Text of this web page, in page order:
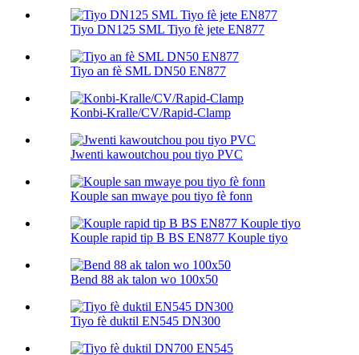
Tiyo DN125 SML Tiyo fè jete EN877
Tiyo an fè SML DN50 EN877
Konbi-Kralle/CV/Rapid-Clamp
Jwenti kawoutchou pou tiyo PVC
Kouple san mwaye pou tiyo fè fonn
Kouple rapid tip B BS EN877 Kouple tiyo
Bend 88 ak talon wo 100х50
Tiyo fè duktil EN545 DN300